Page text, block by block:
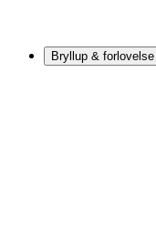
Bryllup & forlovelse